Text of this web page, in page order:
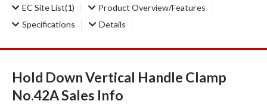
EC Site List(1)
Product Overview/Features
Specifications
Details
Hold Down Vertical Handle Clamp
No.42A Sales Info